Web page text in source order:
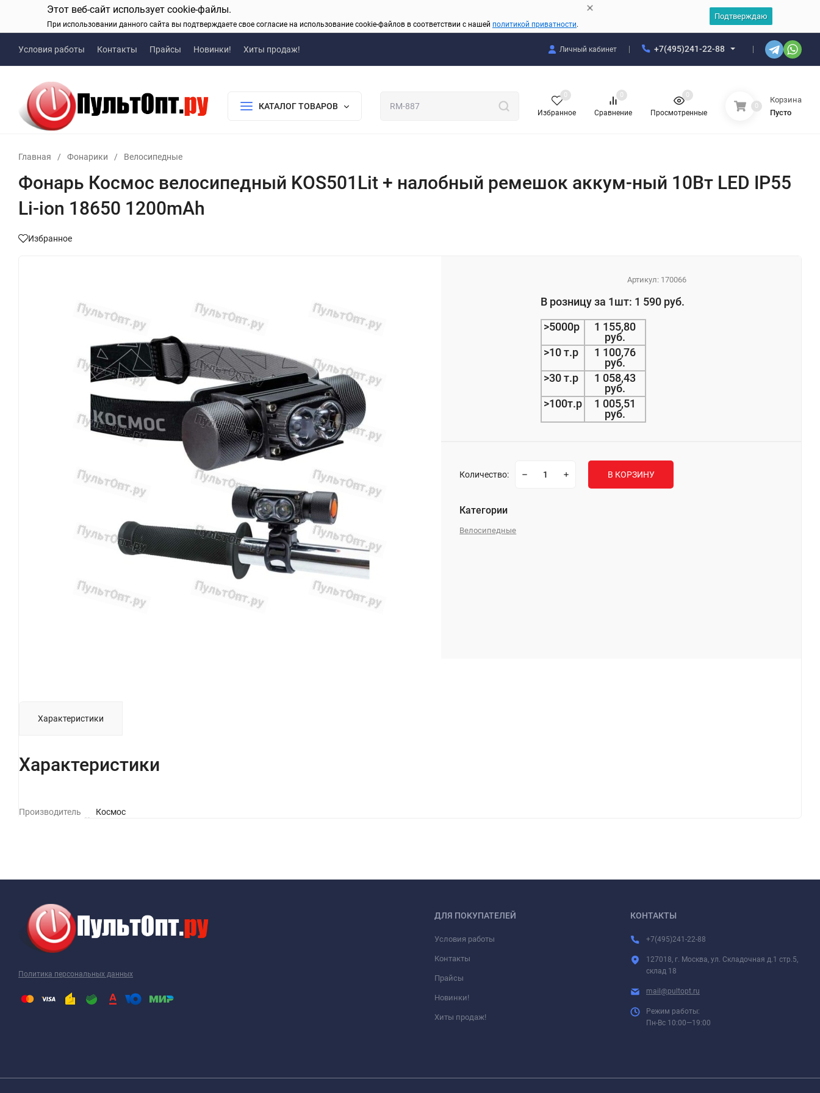
Этот веб-сайт использует cookie-файлы.
При использовании данного сайта вы подтверждаете свое согласие на использование cookie-файлов в соответствии с нашей политикой приватности.
Подтверждаю
Условия работы Контакты Прайсы Новинки! Хиты продаж! Личный кабинет +7(495)241-22-88
КАТАЛОГ ТОВАРОВ
Избранное
0
Сравнение
0
Просмотренные
0
0
Корзина
Пусто
Главная / Фонарики / Велосипедные
Фонарь Космос велосипедный KOS501Lit + налобный ремешок аккум-ный 10Вт LED IP55
Li-ion 18650 1200mAh
Избранное
Артикул: 170066
В розницу за 1шт: 1 590 руб.
>5000р
1 155,80
руб.
>10 т.р
1 100,76
руб.
>30 т.р
1 058,43
руб.
>100т.р
1 005,51
руб.
Количество: В КОРЗИНУ
Категории
Велосипедные
Характеристики
Характеристики
Производитель Космос
Политика персональных данных
ДЛЯ ПОКУПАТЕЛЕЙ
Условия работы
Контакты
Прайсы
Новинки!
Хиты продаж!
КОНТАКТЫ
+7(495)241-22-88
127018, г. Москва, ул. Складочная д.1 стр.5,
склад 18
mail@pultopt.ru
Режим работы:
Пн-Вс 10:00—19:00